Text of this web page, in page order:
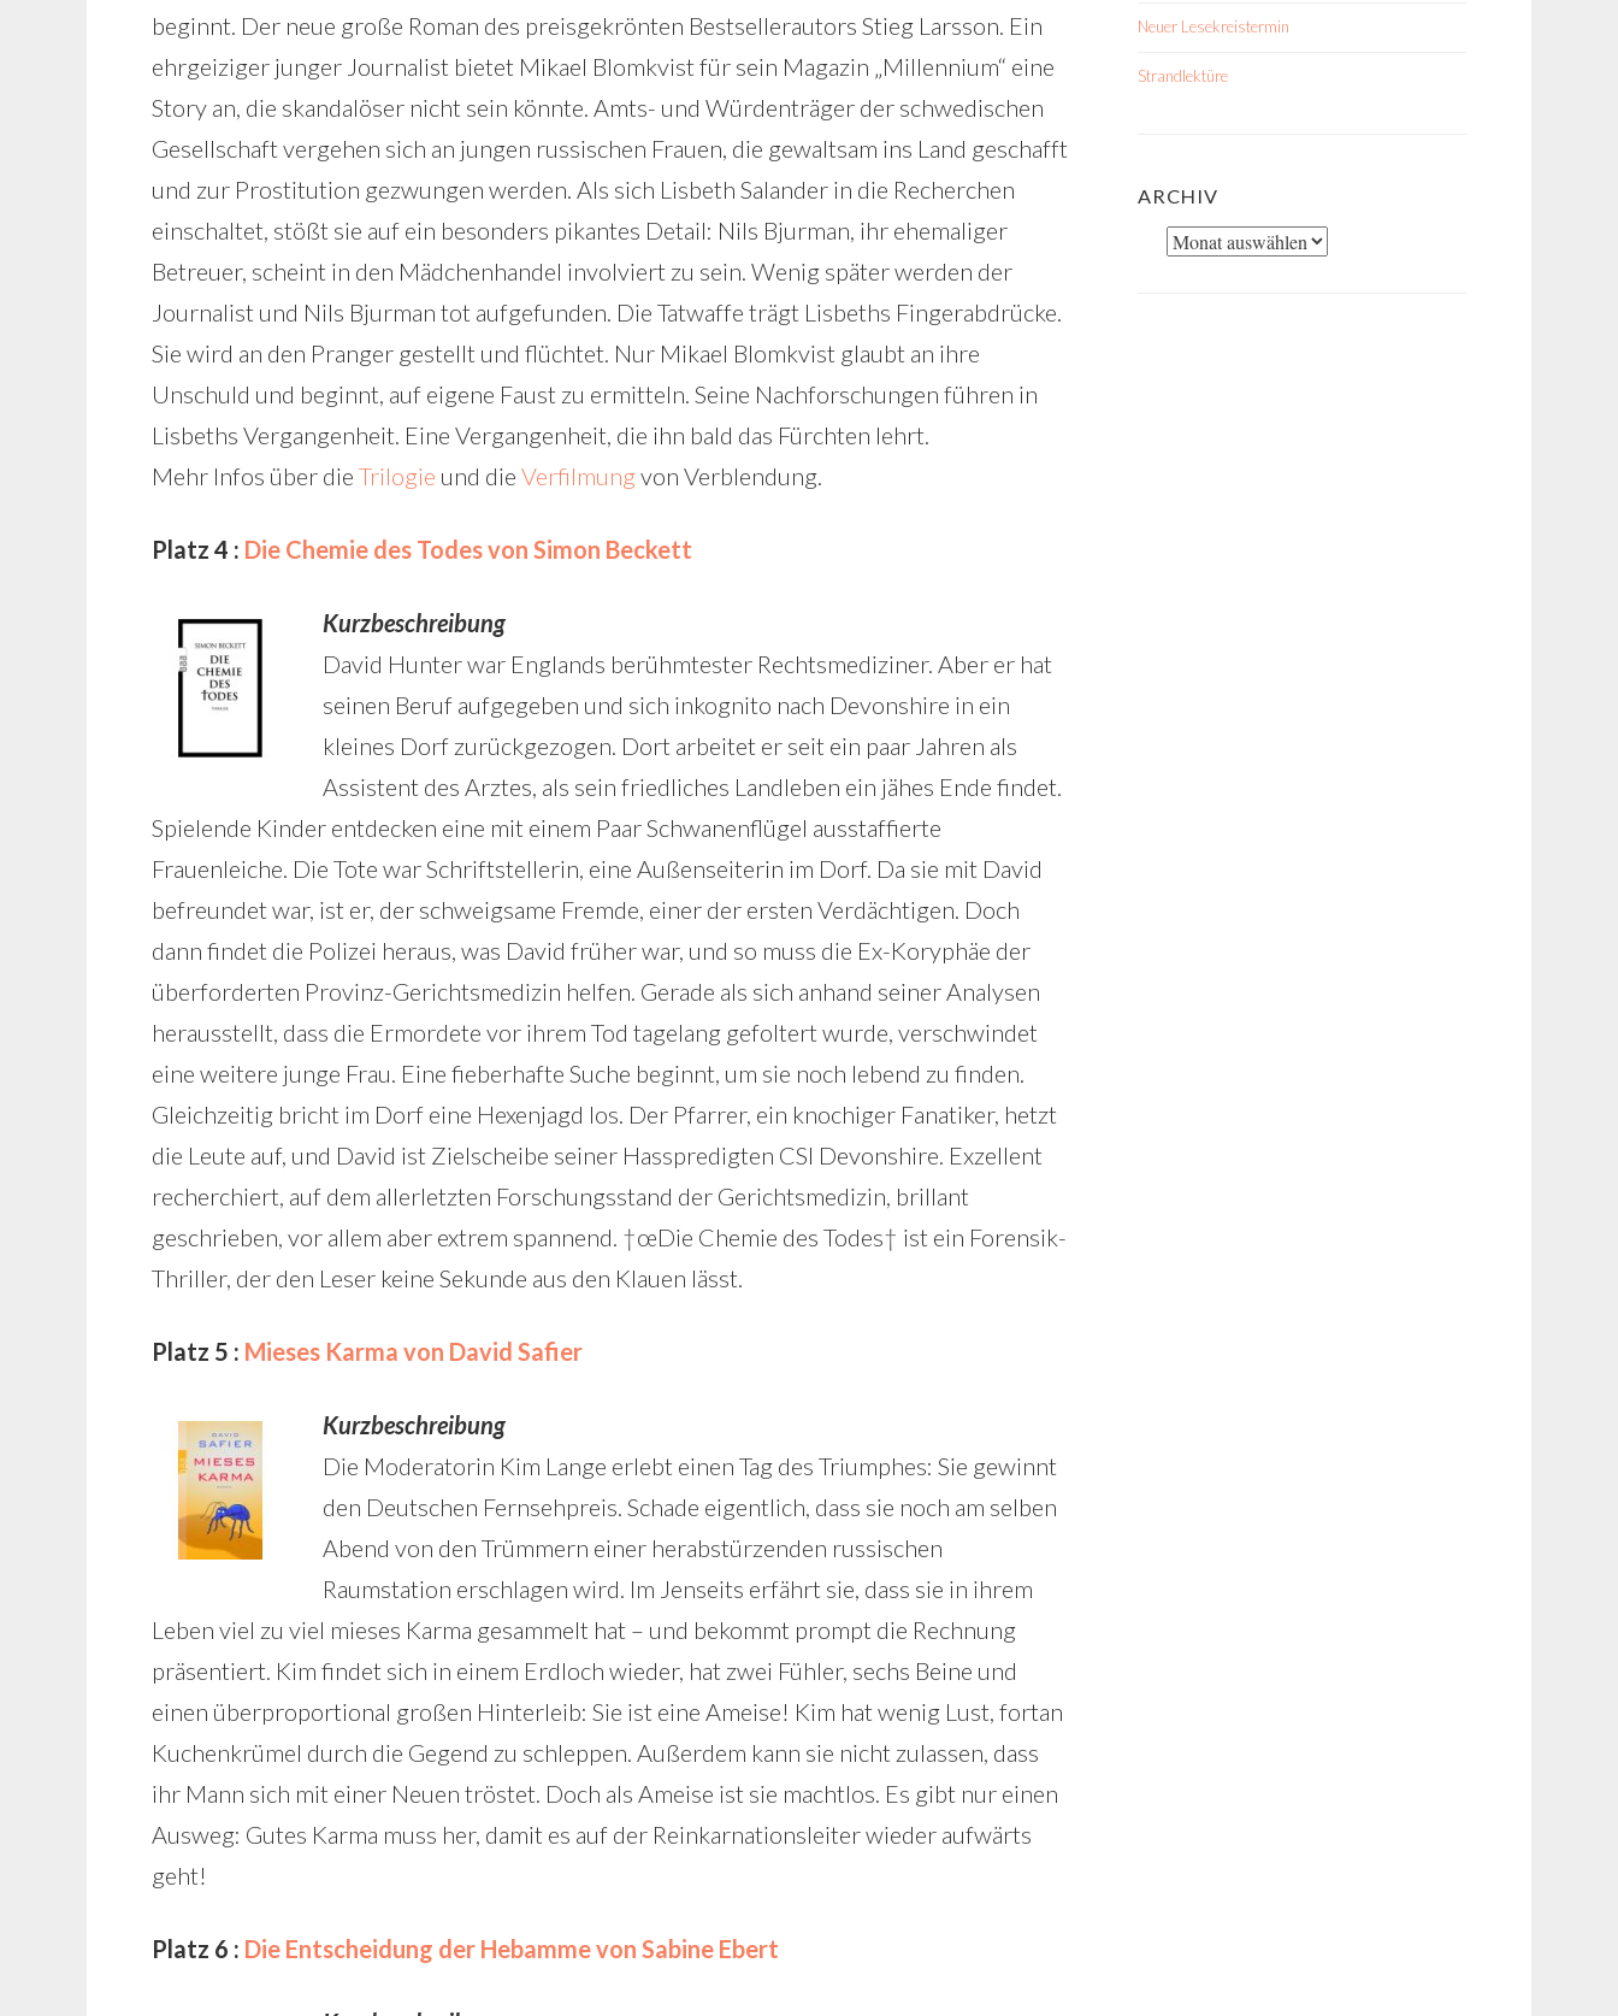
beginnt. Der neue große Roman des preisgekrönten Bestsellerautors Stieg Larsson. Ein
ehrgeiziger junger Journalist bietet Mikael Blomkvist für sein Magazin „Millennium“ eine
Story an, die skandalöser nicht sein könnte. Amts- und Würdenträger der schwedischen
Gesellschaft vergehen sich an jungen russischen Frauen, die gewaltsam ins Land geschafft
und zur Prostitution gezwungen werden. Als sich Lisbeth Salander in die Recherchen
einschaltet, stößt sie auf ein besonders pikantes Detail: Nils Bjurman, ihr ehemaliger
Betreuer, scheint in den Mädchenhandel involviert zu sein. Wenig später werden der
Journalist und Nils Bjurman tot aufgefunden. Die Tatwaffe trägt Lisbeths Fingerabdrücke.
Sie wird an den Pranger gestellt und flüchtet. Nur Mikael Blomkvist glaubt an ihre
Unschuld und beginnt, auf eigene Faust zu ermitteln. Seine Nachforschungen führen in
Lisbeths Vergangenheit. Eine Vergangenheit, die ihn bald das Fürchten lehrt.
Mehr Infos über die Trilogie und die Verfilmungvon Verblendung.
Platz 4 : Die Chemie des Todes von Simon Beckett
Kurzbeschreibung
David Hunter war Englands berühmtester Rechtsmediziner. Aber er hat
seinen Beruf aufgegeben und sich inkognito nach Devonshire in ein
kleines Dorf zurückgezogen. Dort arbeitet er seit ein paar Jahren als
Assistent des Arztes, als sein friedliches Landleben ein jähes Ende findet.
Spielende Kinder entdecken eine mit einem Paar Schwanenflügel ausstaffierte
Frauenleiche. Die Tote war Schriftstellerin, eine Außenseiterin im Dorf. Da sie mit David
befreundet war, ist er, der schweigsame Fremde, einer der ersten Verdächtigen. Doch
dann findet die Polizei heraus, was David früher war, und so muss die Ex-Koryphäe der
überforderten Provinz-Gerichtsmedizin helfen. Gerade als sich anhand seiner Analysen
herausstellt, dass die Ermordete vor ihrem Tod tagelang gefoltert wurde, verschwindet
eine weitere junge Frau. Eine fieberhafte Suche beginnt, um sie noch lebend zu finden.
Gleichzeitig bricht im Dorf eine Hexenjagd los. Der Pfarrer, ein knochiger Fanatiker, hetzt
die Leute auf, und David ist Zielscheibe seiner Hasspredigten CSI Devonshire. Exzellent
recherchiert, auf dem allerletzten Forschungsstand der Gerichtsmedizin, brillant
geschrieben, vor allem aber extrem spannend. †œDie Chemie des Todes† ist ein Forensik-
Thriller, der den Leser keine Sekunde aus den Klauen lässt.
Platz 5 : Mieses Karma von David Safier
Kurzbeschreibung
Die Moderatorin Kim Lange erlebt einen Tag des Triumphes: Sie gewinnt
den Deutschen Fernsehpreis. Schade eigentlich, dass sie noch am selben
Abend von den Trümmern einer herabstürzenden russischen
Raumstation erschlagen wird. Im Jenseits erfährt sie, dass sie in ihrem
Leben viel zu viel mieses Karma gesammelt hat – und bekommt prompt die Rechnung
präsentiert. Kim findet sich in einem Erdloch wieder, hat zwei Fühler, sechs Beine und
einen überproportional großen Hinterleib: Sie ist eine Ameise! Kim hat wenig Lust, fortan
Kuchenkrümel durch die Gegend zu schleppen. Außerdem kann sie nicht zulassen, dass
ihr Mann sich mit einer Neuen tröstet. Doch als Ameise ist sie machtlos. Es gibt nur einen
Ausweg: Gutes Karma muss her, damit es auf der Reinkarnationsleiter wieder aufwärts
geht!
Platz 6 : Die Entscheidung der Hebamme von Sabine Ebert
Neuer Lesekreistermin
Strandlektüre
ARCHIV
Archiv